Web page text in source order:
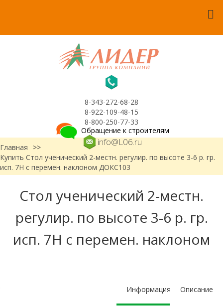
8-343-272-68-28
8-922-109-48-15
8-800-250-77-33
info@L06.ru
Обращение к строителям
Главная
>>
Купить Стол ученический 2-местн. регулир. по высоте 3-6 р. гр.
исп. 7Н с перемен. наклоном ДОКС103
Стол ученический 2-местн.
регулир. по высоте 3-6 р. гр.
исп. 7Н с перемен. наклоном
Информация Описание